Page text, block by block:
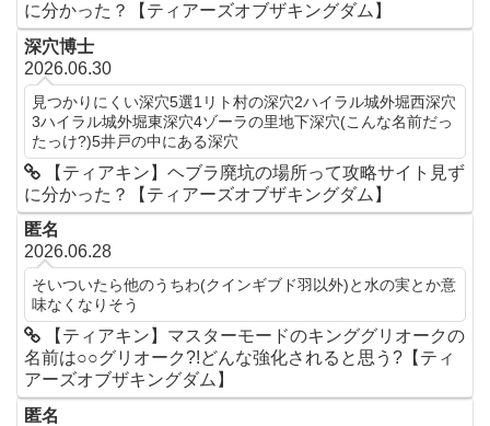
に分かった？【ティアーズオブザキングダム】
深穴博士
2026.06.30
見つかりにくい深穴5選1リト村の深穴2ハイラル城外堀西深穴
3ハイラル城外堀東深穴4ゾーラの里地下深穴(こんな名前だっ
たっけ?)5井戸の中にある深穴
【ティアキン】ヘブラ廃坑の場所って攻略サイト見ず
に分かった？【ティアーズオブザキングダム】
匿名
2026.06.28
そいついたら他のうちわ(クインギブド羽以外)と水の実とか意
味なくなりそう
【ティアキン】マスターモードのキンググリオークの
名前は○○グリオーク?!どんな強化されると思う?【ティ
アーズオブザキングダム】
匿名